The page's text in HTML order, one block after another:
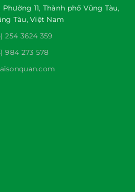
11, Thành phố Vũng Tàu,
Tàu, Việt Nam
254 3624 359
984 273 578